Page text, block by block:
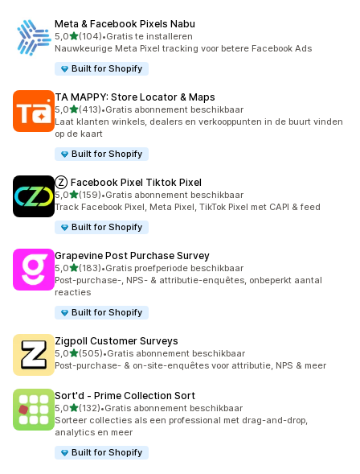
Meta & Facebook Pixels Nabu
5,0van 5 sterren
(104)
104 recensies in totaal
•Gratis te installeren
Nauwkeurige Meta Pixel tracking voor betere Facebook Ads
Built for Shopify
TA MAPPY: Store Locator & Maps
5,0van 5 sterren
(413)
413 recensies in totaal
•Gratis abonnement beschikbaar
Laat klanten winkels, dealers en verkooppunten in de buurt vinden
op de kaart
Built for Shopify
Ⓩ Facebook Pixel Tiktok Pixel
5,0van 5 sterren
(159)
159 recensies in totaal
•Gratis abonnement beschikbaar
Track Facebook Pixel, Meta Pixel, TikTok Pixel met CAPI & feed
Built for Shopify
Grapevine Post Purchase Survey
5,0van 5 sterren
(183)
183 recensies in totaal
•Gratis proefperiode beschikbaar
Post-purchase-, NPS- & attributie-enquêtes, onbeperkt aantal
reacties
Built for Shopify
Zigpoll Customer Surveys
5,0van 5 sterren
(505)
505 recensies in totaal
•Gratis abonnement beschikbaar
Post-purchase- & on-site-enquêtes voor attributie, NPS & meer
Sort'd ‑ Prime Collection Sort
5,0van 5 sterren
(132)
132 recensies in totaal
•Gratis abonnement beschikbaar
Sorteer collecties als een professional met drag-and-drop,
analytics en meer
Built for Shopify